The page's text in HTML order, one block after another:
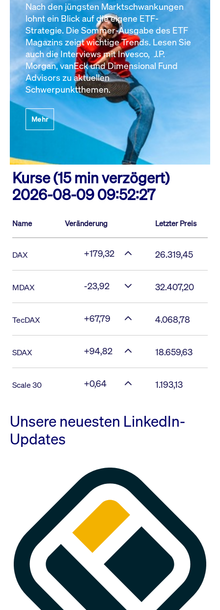
Nach den jüngsten Marktschwankungen
lohnt ein Blick auf die eigene ETF-
Strategie. Die Sommer-Ausgabe des ETF
Magazins zeigt wichtige Trends. Lesen Sie
auch die Interviews mit Invesco, J.P.
Morgan, vanEck und Dimensional Fund
Advisors zu aktuellen
Schwerpunktthemen.
Mehr
Kurse (15 min verzögert)
2026-08-09 09:52:27
Name Veränderung Letzter Preis
DAX +179,32 26.319,45
MDAX -23,92 32.407,20
TecDAX +67,79 4.068,78
SDAX +94,82 18.659,63
Scale 30 +0,64 1.193,13
Unsere neuesten LinkedIn-
Updates